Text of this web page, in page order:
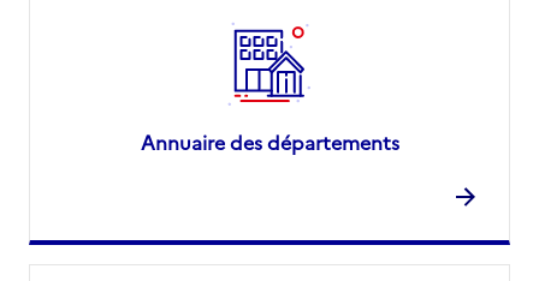
Annuaire des départements